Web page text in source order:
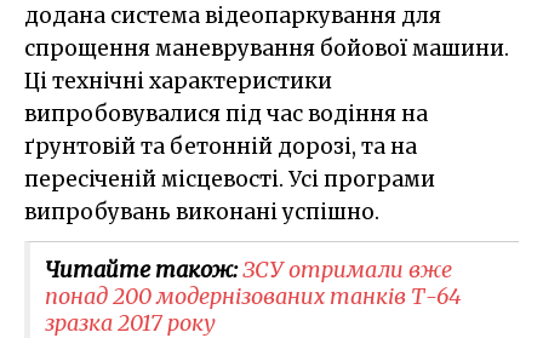
додана система відеопаркування для
спрощення маневрування бойової машини.
Ці технічні характеристики
випробовувалися під час водіння на
ґрунтовій та бетонній дорозі, та на
пересіченій місцевості. Усі програми
випробувань виконані успішно.
Читайте також:ЗСУ отримали вже
понад 200 модернізованих танків Т-64
зразка 2017 року